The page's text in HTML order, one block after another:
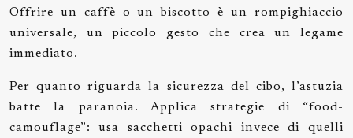
Offrire un caffè o un biscotto è un rompighiaccio
universale, un piccolo gesto che crea un legame
immediato.
Per quanto riguarda la sicurezza del cibo, l’astuzia
batte la paranoia. Applica strategie di “food-
camouflage”: usa sacchetti opachi invece di quelli